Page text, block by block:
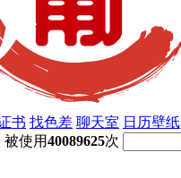
书 找色差 聊天室 日历壁纸
使用40089625次